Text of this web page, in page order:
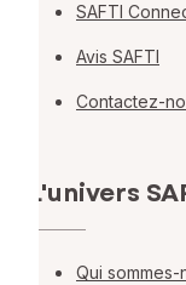
SAFTI
Avis SAFTI
Contactez-
L'univers
Qui sommes-